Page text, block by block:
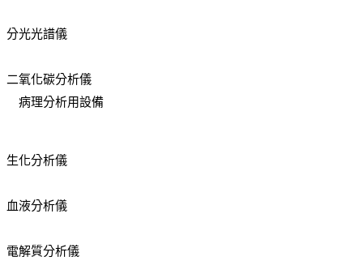
分光光譜儀
二氧化碳分析儀
病理分析用設備
生化分析儀
血液分析儀
電解質分析儀